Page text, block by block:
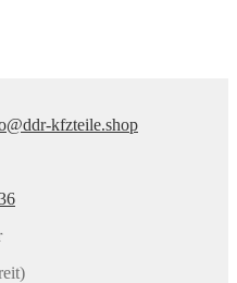
kfzteile.shop